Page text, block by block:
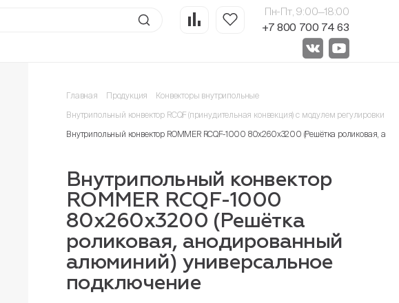
Пн-Пт, 9:00—18:00
+7 800 700 74 63
Главная Продукция Конвекторы внутрипольные
Внутрипольный конвектор RCQF (принудительная конвекция) с модулем регулировки
Внутрипольный конвектор ROMMER RCQF-1000 80х260х3200 (Решётка роликовая,
Внутрипольный конвектор
ROMMER RCQF-1000
80х260х3200 (Решётка
роликовая, анодированный
алюминий) универсальное
подключение